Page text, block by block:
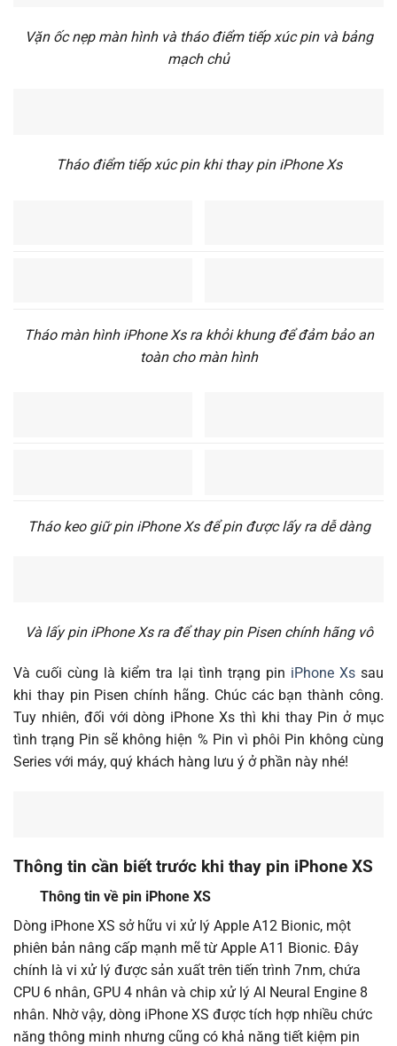
Vặn ốc nẹp màn hình và tháo điểm tiếp xúc pin và bảng
mạch chủ
Tháo điểm tiếp xúc pin khi thay pin iPhone Xs
Tháo màn hình iPhone Xs ra khỏi khung để đảm bảo an
toàn cho màn hình
Tháo keo giữ pin iPhone Xs để pin được lấy ra dễ dàng
Và lấy pin iPhone Xs ra để thay pin Pisen chính hãng vô
Và cuối cùng là kiểm tra lại tình trạng pin iPhone Xs sau
khi thay pin Pisen chính hãng. Chúc các bạn thành công.
Tuy nhiên, đối với dòng iPhone Xs thì khi thay Pin ở mục
tình trạng Pin sẽ không hiện % Pin vì phôi Pin không cùng
Series với máy, quý khách hàng lưu ý ở phần này nhé!
Thông tin cần biết trước khi thay pin iPhone XS
Thông tin về pin iPhone XS
Dòng iPhone XS sở hữu vi xử lý Apple A12 Bionic, một
phiên bản nâng cấp mạnh mẽ từ Apple A11 Bionic. Đây
chính là vi xử lý được sản xuất trên tiến trình 7nm, chứa
CPU 6 nhân, GPU 4 nhân và chip xử lý AI Neural Engine 8
nhân. Nhờ vậy, dòng iPhone XS được tích hợp nhiều chức
năng thông minh nhưng cũng có khả năng tiết kiệm pin